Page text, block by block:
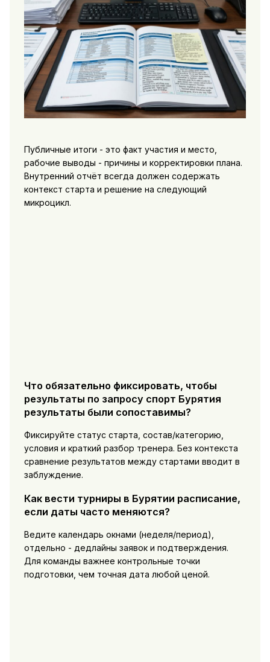
Публичные итоги - это факт участия и место,
рабочие выводы - причины и корректировки плана.
Внутренний отчёт всегда должен содержать
контекст старта и решение на следующий
микроцикл.
Что обязательно фиксировать, чтобы
результаты по запросу спорт Бурятия
результаты были сопоставимы?
Фиксируйте статус старта, состав/категорию,
условия и краткий разбор тренера. Без контекста
сравнение результатов между стартами вводит в
заблуждение.
Как вести турниры в Бурятии расписание,
если даты часто меняются?
Ведите календарь окнами (неделя/период),
отдельно - дедлайны заявок и подтверждения.
Для команды важнее контрольные точки
подготовки, чем точная дата любой ценой.